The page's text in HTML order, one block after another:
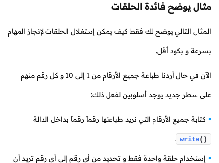
مثال يوضح فائدة الحلقات
المثال التالي يوضح لك فقط كيف يمكن إستغلال الحلقات لإنجاز المهام
بسرعة و بكود أقل.
الآن في حال أردنا طباعة جميع الأرقام من 1 إلى 10 و كل رقم منهم
على سطر جديد يوجد أسلوبين لفعل ذلك:
كتابة جميع الأرقام التي نريد طباعتها رقماً رقماً بداخل الدالة
write()
.
إستخدام حلقة واحدة فقط و تحديد من أي رقم إلى أي رقم تريد أن